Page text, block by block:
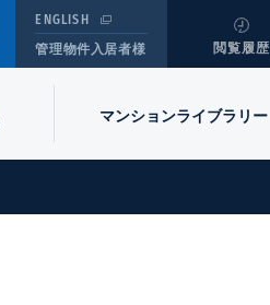
ENGLISH
管理物件入居者様
閲覧履歴
マンションライブラリー